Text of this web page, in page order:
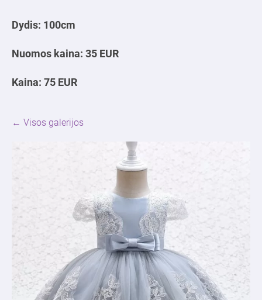
Dydis: 100cm
Nuomos kaina: 35 EUR
Kaina: 75 EUR
Visos galerijos